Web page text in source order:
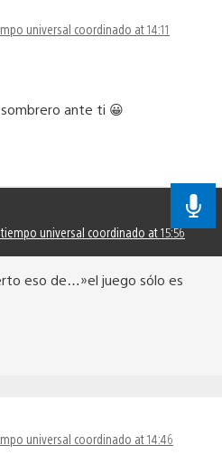
universal coordinado at 14:11
ante ti 😀
universal coordinado at 15:56
eso de…»el juego sólo es
universal coordinado at 14:46